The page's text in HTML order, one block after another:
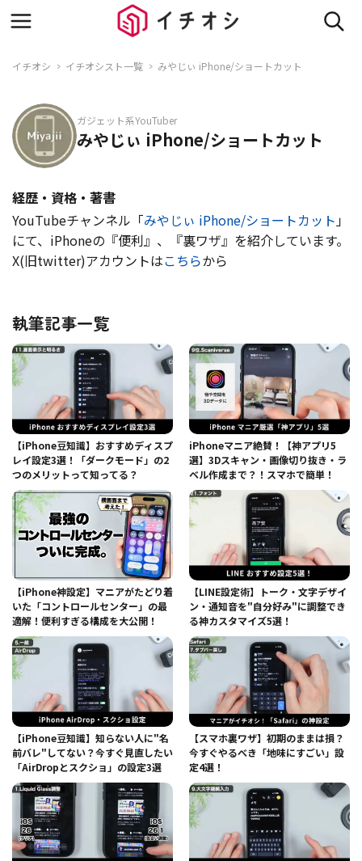
イチオシ イチオシスト一覧 みやじぃ iPhone/ショートカット
ガジェット系YouTuber
みやじぃ iPhone/ショートカット
経歴・資格・著書
YouTubeチャンネル「みやじぃ iPhone/ショートカット 」
にて、iPhoneの『便利』、『裏ワザ』を紹介しています。
X(旧twitter)アカウントはこちらから
執筆記事一覧
【iPhone豆知識】おすすめディスプ
レイ設定3選！「ダークモード」の2
つのメリットって知ってる？
iPhoneマニア絶賛！【神アプリ5
選】3Dスキャン・画像切り抜き・ラ
ベル作成まで？！スマホで簡単！
【iPhone神設定】マニアがたどり着
いた「コントロールセンター」の最
適解！便利すぎる構成を大公開！
【LINE設定術】トーク・文字デザイ
ン・通知音を"自分好み"に調整でき
る神カスタマイズ5選！
【iPhone豆知識】知らない人に"名
前バレ"してない？今すぐ見直したい
「AirDropとスクショ」の設定3選
【スマホ裏ワザ】初期のままは損？
今すぐやるべき「地味にすごい」設
定4選！